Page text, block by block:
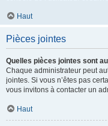
Haut
Pièces jointes
Quelles pièces jointes sont
Chaque administrateur peut
jointes. Si vous n’êtes pas
vous invitons à contacter un
Haut